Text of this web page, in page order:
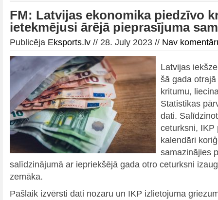
FM: Latvijas ekonomika piedzīvo
ietekmējusi ārējā pieprasījuma
Publicēja Eksports.lv // 28. July 2023 // Nav
Latvijas
šā gada
kritumu,
Statistikas
dati.
ceturksni, IKP
kalendāri
samazinājies
salīdzinājumā ar iepriekšējā gada otro ceturksni
zemāka.
Pašlaik izvērsti dati nozaru un IKP izlietojuma